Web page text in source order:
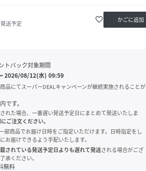
送予定 favorite_border かごに追加
トバック対象期間
2026/08/12(水) 09:59
品にてスーパーDEALキャンペーンが継続実施されることが
です。
れた場合、一番遅い発送予定日にまとめて発送いたしま
ご注文ください。
商品でお届け日時をご指定いただけます。日時指定をし
お届けできるよう手配いたします。
されている発送予定日よりも遅れて発送される場合がござ
承ください。
無料